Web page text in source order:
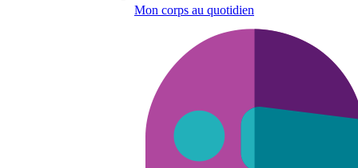
Mon corps au quotidien